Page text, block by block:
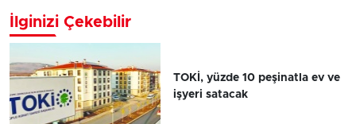
İlginizi Çekebilir
TOKİ, yüzde 10 peşinatla ev ve
işyeri satacak